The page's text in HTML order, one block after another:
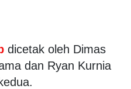
dicetak oleh Dimas
dan Ryan Kurnia